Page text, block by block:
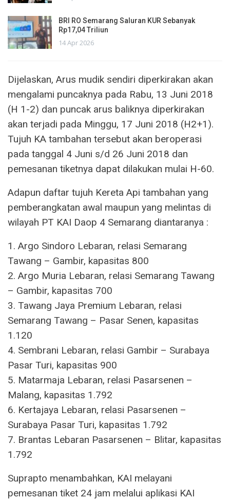
BRI RO Semarang Saluran KUR Sebanyak
Rp17,04 Triliun
14 Apr 2026
Dijelaskan, Arus mudik sendiri diperkirakan akan
mengalami puncaknya pada Rabu, 13 Juni 2018
(H 1-2) dan puncak arus baliknya diperkirakan
akan terjadi pada Minggu, 17 Juni 2018 (H2+1).
Tujuh KA tambahan tersebut akan beroperasi
pada tanggal 4 Juni s/d 26 Juni 2018 dan
pemesanan tiketnya dapat dilakukan mulai H-60.
Adapun daftar tujuh Kereta Api tambahan yang
pemberangkatan awal maupun yang melintas di
wilayah PT KAI Daop 4 Semarang diantaranya :
1. Argo Sindoro Lebaran, relasi Semarang
Tawang – Gambir, kapasitas 800
2. Argo Muria Lebaran, relasi Semarang Tawang
– Gambir, kapasitas 700
3. Tawang Jaya Premium Lebaran, relasi
Semarang Tawang – Pasar Senen, kapasitas
1.120
4. Sembrani Lebaran, relasi Gambir – Surabaya
Pasar Turi, kapasitas 900
5. Matarmaja Lebaran, relasi Pasarsenen –
Malang, kapasitas 1.792
6. Kertajaya Lebaran, relasi Pasarsenen –
Surabaya Pasar Turi, kapasitas 1.792
7. Brantas Lebaran Pasarsenen – Blitar, kapasitas
1.792
Suprapto menambahkan, KAI melayani
pemesanan tiket 24 jam melalui aplikasi KAI